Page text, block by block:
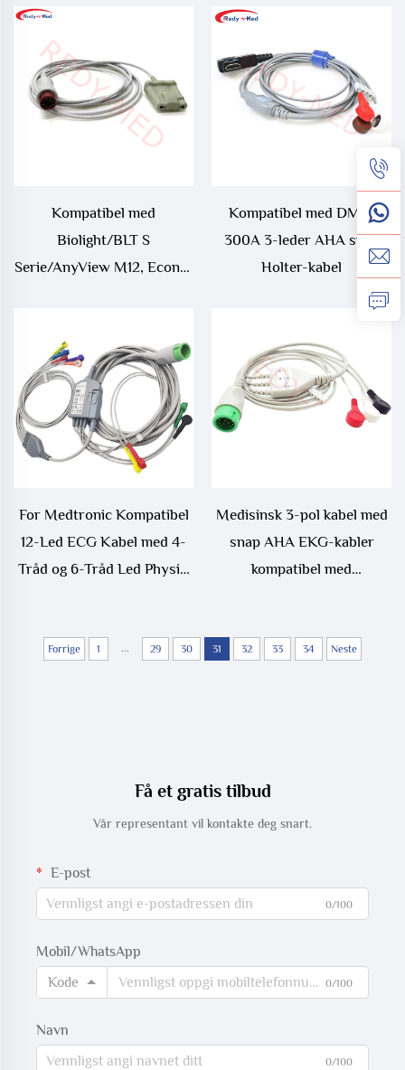
Kompatibel med
Biolight/BLT S
Serie/AnyView M12, Econet
S10/S12 Oksimetrikabel
Kompatibel med DMS-
300A 3-leder AHA snap
Holter-kabel
For Medtronic Kompatibel
12-Led ECG Kabel med 4-
Tråd og 6-Tråd Led Physio
Forbruksgods
Medisinsk 3-pol kabel med
snap AHA EKG-kabler
kompatibel med
Forrige 1 ... 29 30 31 32 33 34 Neste
Få et gratis tilbud
Vår representant vil kontakte deg snart.
E-post
0/100
Mobil/WhatsApp
Kode
0/100
Navn
0/100